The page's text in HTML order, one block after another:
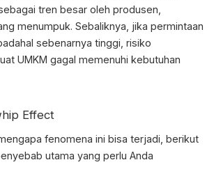
tren besar oleh produsen,
menumpuk. Sebaliknya, jika permintaan
sebenarnya tinggi, risiko
UMKM gagal memenuhi kebutuhan
Effect
fenomena ini bisa terjadi, berikut
utama yang perlu Anda